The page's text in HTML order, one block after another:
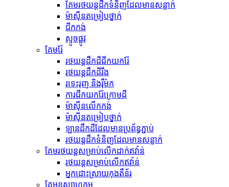
គែមរថយន្តដឹកទំនិញដែលមានសន្លាក់
ម៉ាស៊ីន​តម្រៀប​ថ្នាក់
ជីក​កង់
ស្ទូចផ្លូវ
គែមរ៉ែ
រថយន្តដឹកដីជីកយករ៉ែ
រថយន្ត​ដឹក​ដី​រឹង
រទេះរុញ និងរ៉ឺម៉ក
ការជីកយករ៉ែក្រោមដី
ម៉ាស៊ីន​លើក​កង់
ម៉ាស៊ីន​តម្រៀប​ថ្នាក់
ឡានដឹកដីដែលមានប្រព័ន្ធភ្ជាប់
រថយន្ត​ដឹក​ទំនិញ​ដែល​មាន​សន្លាក់​
គែមរថយន្តសម្រាប់លើកដាក់ឥវ៉ាន់
រថយន្ត​សម្រាប់​លើក​ឥវ៉ាន់
អ្នកដោះស្រាយកុងតឺន័រ
គែមឧស្សាហកម្ម